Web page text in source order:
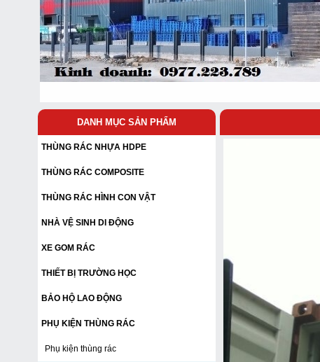
DANH MỤC SẢN PHẨM
THÙNG RÁC NHỰA HDPE
THÙNG RÁC COMPOSITE
THÙNG RÁC HÌNH CON VẬT
NHÀ VỆ SINH DI ĐỘNG
XE GOM RÁC
THIẾT BỊ TRƯỜNG HỌC
BẢO HỘ LAO ĐỘNG
PHỤ KIỆN THÙNG RÁC
Phụ kiện thùng rác